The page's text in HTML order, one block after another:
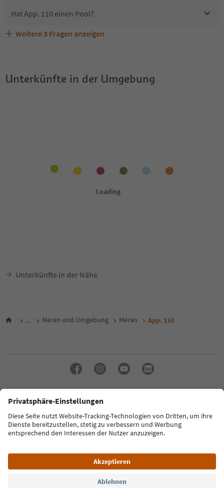
Hat App. 110 einen Pool?
Sind Haustiere in der Unterkunft App. 110 erlaubt?
Welche Services bietet App. 110?
Erhalten die Gäste von App. 110 einen Südtirol
Weitere 3 Fragen anzeigen
Unterkünfte in der Umgebung
Unterkünfte in der Nähe
... Meran und Umgebung Meran App. 110
Sprache: Deutsch
FAQ Kontakt Presse MICE Datenschutzerklärung
Zugänglichkeitserklärung